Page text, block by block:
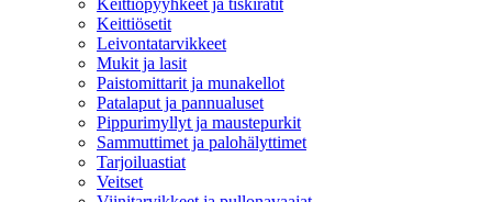
Keittiöpyyhkeet ja tiskirätit
Keittiösetit
Leivontatarvikkeet
Mukit ja lasit
Paistomittarit ja munakellot
Patalaput ja pannualuset
Pippurimyllyt ja maustepurkit
Sammuttimet ja palohälyttimet
Tarjoiluastiat
Veitset